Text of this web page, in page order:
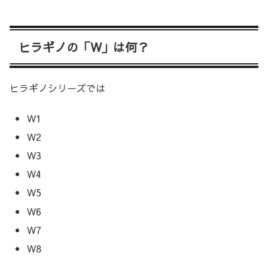
ヒラギノの「W」は何？
ヒラギノシリーズでは
W1
W2
W3
W4
W5
W6
W7
W8